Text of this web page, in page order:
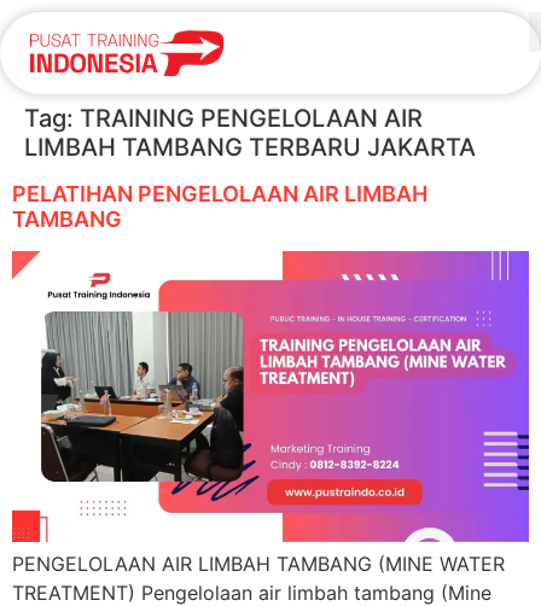
Tag: TRAINING PENGELOLAAN AIR
LIMBAH TAMBANG TERBARU JAKARTA
PELATIHAN PENGELOLAAN AIR LIMBAH
TAMBANG
PENGELOLAAN AIR LIMBAH TAMBANG (MINE WATER
TREATMENT) Pengelolaan air limbah tambang (Mine